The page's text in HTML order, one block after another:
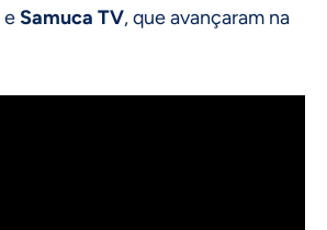
eSamuca TV, que avançaram na